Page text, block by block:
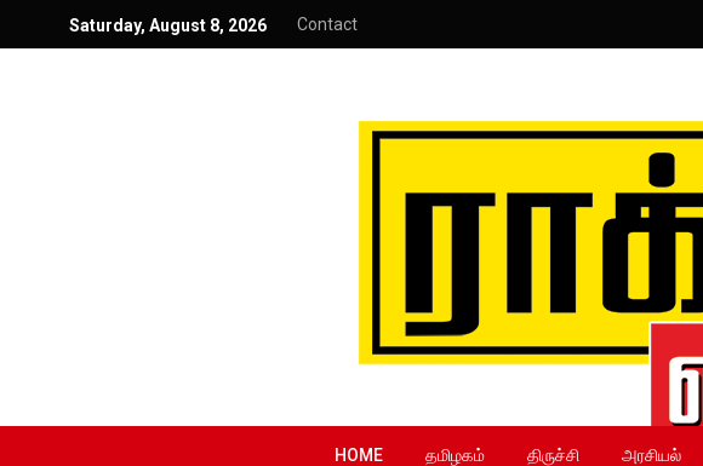
Saturday, August 8, 2026 Contact
HOME தமிழகம் திருச்சி அரசியல்